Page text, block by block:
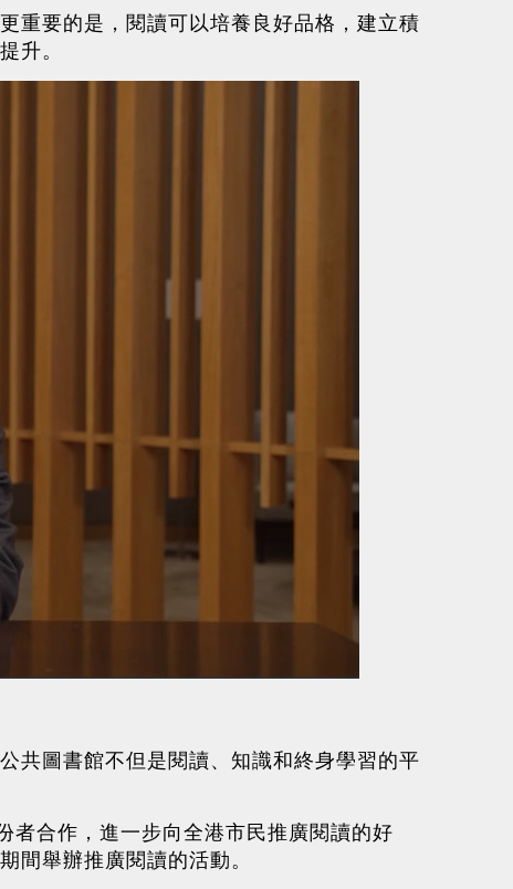
重要的是，閱讀可以培養良好品格，建立積
升。
共圖書館不但是閱讀、知識和終身學習的平
者合作，進一步向全港市民推廣閱讀的好
間舉辦推廣閱讀的活動。